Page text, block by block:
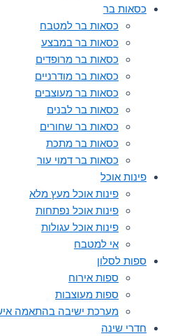
כסאות בר
כסאות בר למטבח
כסאות בר במבצע
כסאות בר מרופדים
כסאות בר מודרניים
כסאות בר מעוצבים
כסאות בר לבנים
כסאות בר שחורים
כסאות בר מתכת
כסאות בר דמוי עור
פינות אוכל
פינות אוכל מעץ מלא
פינות אוכל נפתחות
פינות אוכל עגולות
אי למטבח
ספות לסלון
ספות אירוח
ספות מעוצבות
מערכת ישיבה בהתאמה
חדרי שינה